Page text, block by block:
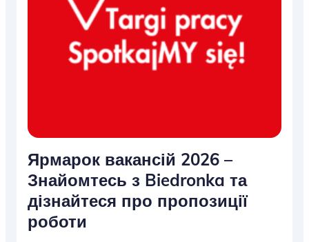
Ярмарок вакансій 2026 –
Знайомтесь з Biedronka та
дізнайтеся про пропозиції
роботи